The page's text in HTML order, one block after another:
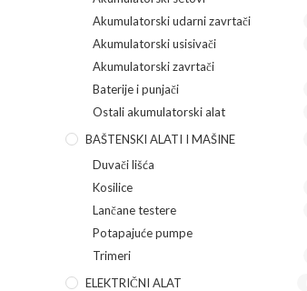
Akumulatorski udarni zavrtači
Akumulatorski usisivači
Akumulatorski zavrtači
Baterije i punjači
Ostali akumulatorski alat
BAŠTENSKI ALATI I MAŠINE
Duvači lišća
Kosilice
Lančane testere
Potapajuće pumpe
Trimeri
ELEKTRIČNI ALAT